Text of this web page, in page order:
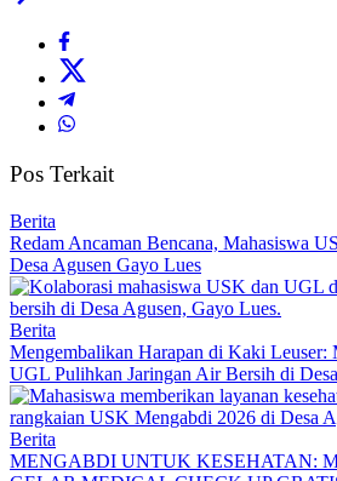
Pos Terkait
Berita
Redam Ancaman Bencana, Mahasiswa
Desa Agusen Gayo Lues
Berita
Mengembalikan Harapan di Kaki Leuser:
UGL Pulihkan Jaringan Air Bersih di
Berita
MENGABDI UNTUK KESEHATAN: